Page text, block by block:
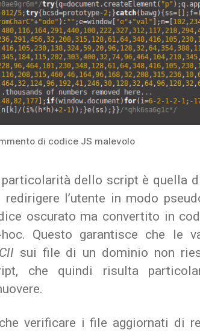
di codice JS malevolo
particolarità dello script è quella
redirigere l’utente in modo
oscurato ma convertito in
hoc. Questo garantisce che le
sui file di un dominio non
che quindi risulta
verificare i file aggiornati di